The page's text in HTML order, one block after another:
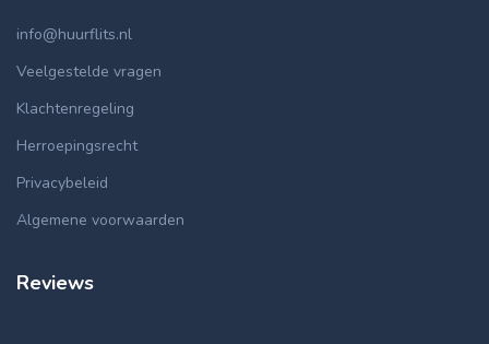
info@huurflits.nl
Veelgestelde vragen
Klachtenregeling
Herroepingsrecht
Privacybeleid
Algemene voorwaarden
Reviews